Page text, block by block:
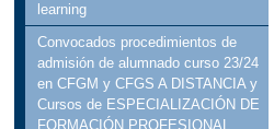
learning
Convocados procedimientos de
admisión de alumnado curso 23/24
en CFGM y CFGS A DISTANCIA y
Cursos de ESPECIALIZACIÓN DE
FORMACIÓN PROFESIONAL